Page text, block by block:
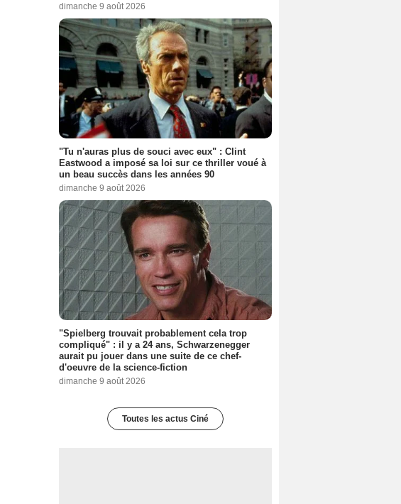
dimanche 9 août 2026
"Tu n'auras plus de souci avec eux" : Clint
Eastwood a imposé sa loi sur ce thriller voué à
un beau succès dans les années 90
dimanche 9 août 2026
"Spielberg trouvait probablement cela trop
compliqué" : il y a 24 ans, Schwarzenegger
aurait pu jouer dans une suite de ce chef-
d'oeuvre de la science-fiction
dimanche 9 août 2026
Toutes les actus Ciné